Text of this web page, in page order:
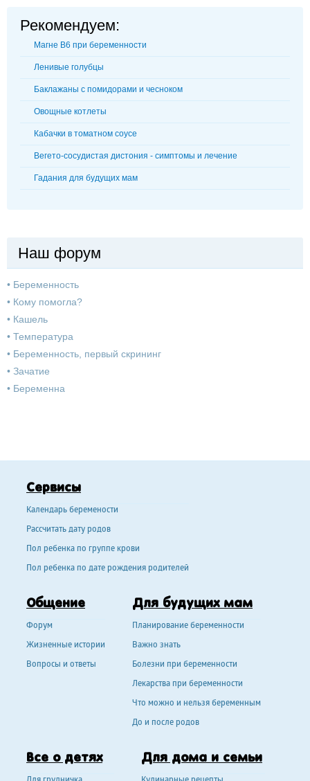
Рекомендуем:
Магне В6 при беременности
Ленивые голубцы
Баклажаны с помидорами и чесноком
Овощные котлеты
Кабачки в томатном соусе
Вегето-сосудистая дистония - симптомы и лечение
Гадания для будущих мам
Наш форум
• Беременность
• Кому помогла?
• Кашель
• Температура
• Беременность, первый скрининг
• Зачатие
• Беременна
Сервисы
Календарь беремености
Рассчитать дату родов
Пол ребенка по группе крови
Пол ребенка по дате рождения родителей
Общение
Форум
Жизненные истории
Вопросы и ответы
Для будущих мам
Планирование беременности
Важно знать
Болезни при беременности
Лекарства при беременности
Что можно и нельзя беременным
До и после родов
Все о детях Для дома и семьи